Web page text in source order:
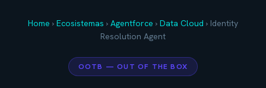
Home › Ecosistemas › Agentforce › Data Cloud › Identity
Resolution Agent
OOTB — OUT OF THE BOX